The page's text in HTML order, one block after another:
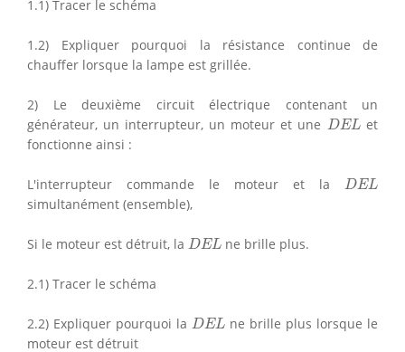
1.1) Tracer le schéma
1.2) Expliquer pourquoi la résistance continue de
chauffer lorsque la lampe est grillée.
2) Le deuxième circuit électrique contenant un
générateur, un interrupteur, un moteur et une DEL
DEL et
fonctionne ainsi :
L'interrupteur commande le moteur et la DEL
DEL
simultanément (ensemble),
Si le moteur est détruit, la DEL
DEL ne brille plus.
2.1) Tracer le schéma
2.2) Expliquer pourquoi la DEL
DEL
ne brille plus lorsque le
moteur est détruit